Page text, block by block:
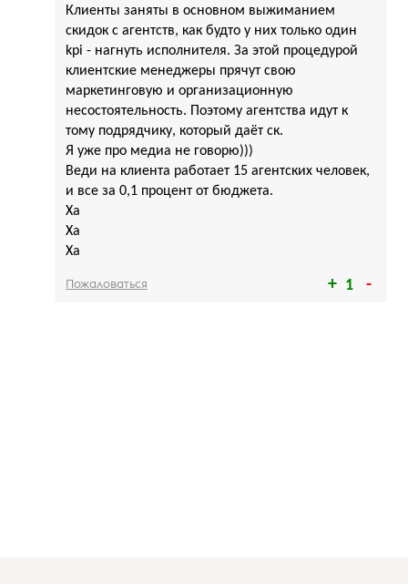
1
Клиенты заняты в основном выжиманием
скидок с агентств, как будто у них только один
kpi - нагнуть исполнителя. За этой процедурой
клиентские менеджеры прячут свою
маркетинговую и организационную
несостоятельность. Поэтому агентства идут к
тому подрядчику, который даёт ск.
Я уже про медиа не говорю)))
Веди на клиента работает 15 агентских человек,
и все за 0,1 процент от бюджета.
Ха
Ха
Ха
Пожаловаться